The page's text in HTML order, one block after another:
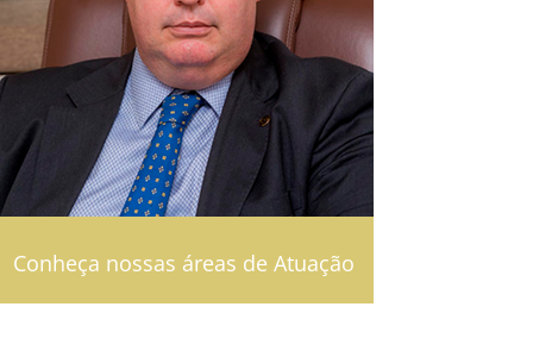
Conheça nossas áreas de Atuação